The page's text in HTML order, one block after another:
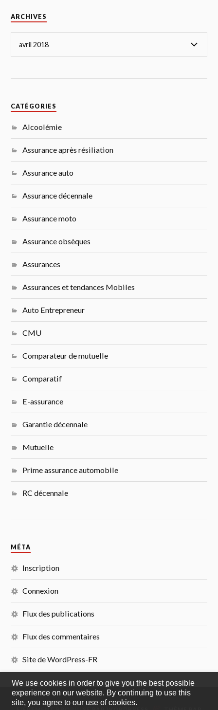
ARCHIVES
CATÉGORIES
Alcoolémie
Assurance après résiliation
Assurance auto
Assurance décennale
Assurance moto
Assurance obsèques
Assurances
Assurances et tendances Mobiles
Auto Entrepreneur
CMU
Comparateur de mutuelle
Comparatif
E-assurance
Garantie décennale
Mutuelle
Prime assurance automobile
RC décennale
MÉTA
Inscription
Connexion
Flux des publications
Flux des commentaires
Site de WordPress-FR
We use cookies in order to give you the best possible
experience on our website. By continuing to use this
site, you agree to our use of cookies.